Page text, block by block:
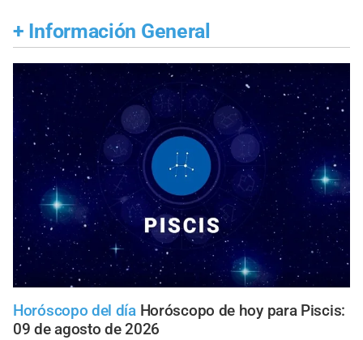
+ Información General
Horóscopo del día Horóscopo de hoy para Piscis:
09 de agosto de 2026